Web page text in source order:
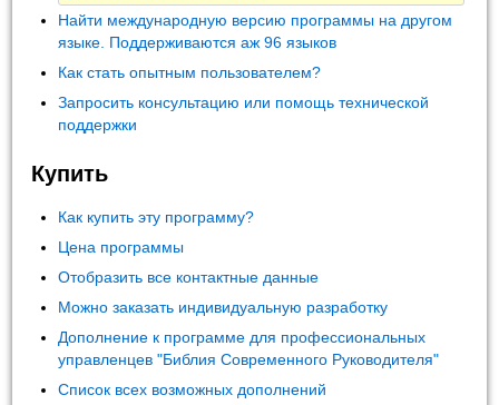
Найти международную версию программы на другом
языке. Поддерживаются аж 96 языков
Как стать опытным пользователем?
Запросить консультацию или помощь технической
поддержки
Купить
Как купить эту программу?
Цена программы
Отобразить все контактные данные
Можно заказать индивидуальную разработку
Дополнение к программе для профессиональных
управленцев "Библия Современного Руководителя"
Список всех возможных дополнений